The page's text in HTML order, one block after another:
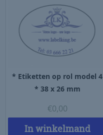
* Etiketten op rol model 4
* 38 x 26 mm
€0,00
In winkelmand